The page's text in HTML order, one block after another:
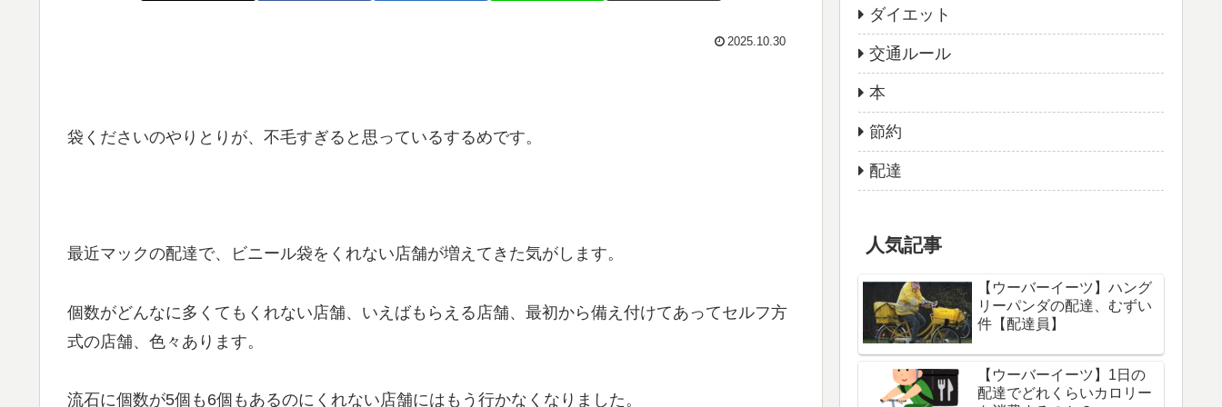
2025.10.30
袋くださいのやりとりが、不毛すぎると思っているするめです。
最近マックの配達で、ビニール袋をくれない店舗が増えてきた気がします。
個数がどんなに多くてもくれない店舗、いえばもらえる店舗、最初から備え付けてあってセルフ方
式の店舗、色々あります。
流石に個数が5個も6個もあるのにくれない店舗にはもう行かなくなりました。
ダイエット
交通ルール
本
節約
配達
人気記事
【ウーバーイーツ】ハング
リーパンダの配達、むずい
件【配達員】
【ウーバーイーツ】1日の
配達でどれくらいカロリー